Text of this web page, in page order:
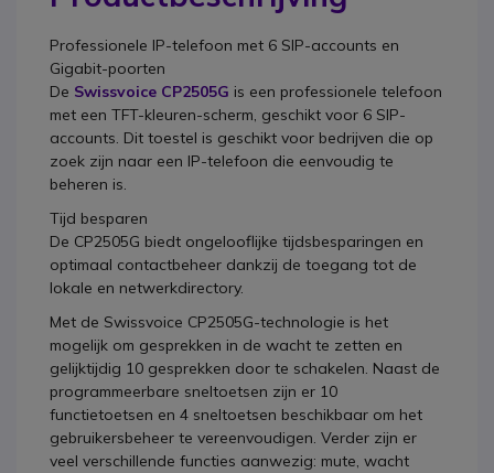
Professionele IP-telefoon met 6 SIP-accounts en
Gigabit-poorten
De Swissvoice CP2505G is een professionele telefoon
met een TFT-kleuren-scherm, geschikt voor 6 SIP-
accounts. Dit toestel is geschikt voor bedrijven die op
zoek zijn naar een IP-telefoon die eenvoudig te
beheren is.
Tijd besparen
De CP2505G biedt ongelooflijke tijdsbesparingen en
optimaal contactbeheer dankzij de toegang tot de
lokale en netwerkdirectory.
Met de Swissvoice CP2505G-technologie is het
mogelijk om gesprekken in de wacht te zetten en
gelijktijdig 10 gesprekken door te schakelen. Naast de
programmeerbare sneltoetsen zijn er 10
functietoetsen en 4 sneltoetsen beschikbaar om het
gebruikersbeheer te vereenvoudigen. Verder zijn er
veel verschillende functies aanwezig: mute, wacht